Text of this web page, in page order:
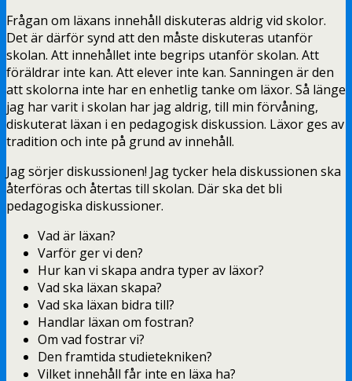
Frågan om läxans innehåll diskuteras aldrig vid skolor.
Det är därför synd att den måste diskuteras utanför
skolan. Att innehållet inte begrips utanför skolan. Att
föräldrar inte kan. Att elever inte kan. Sanningen är den
att skolorna inte har en enhetlig tanke om läxor. Så länge
jag har varit i skolan har jag aldrig, till min förvåning,
diskuterat läxan i en pedagogisk diskussion. Läxor ges av
tradition och inte på grund av innehåll.
Jag sörjer diskussionen! Jag tycker hela diskussionen ska
återföras och återtas till skolan. Där ska det bli
pedagogiska diskussioner.
Vad är läxan?
Varför ger vi den?
Hur kan vi skapa andra typer av läxor?
Vad ska läxan skapa?
Vad ska läxan bidra till?
Handlar läxan om fostran?
Om vad fostrar vi?
Den framtida studietekniken?
Vilket innehåll får inte en läxa ha?